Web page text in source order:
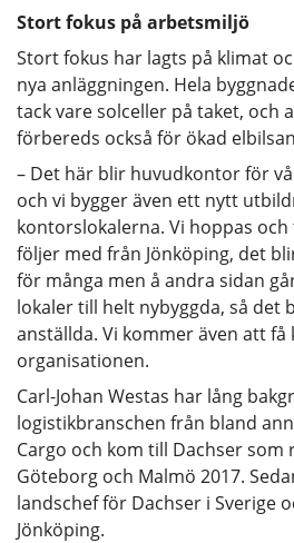
Stort fokus på arbetsmiljö
Stort fokus har lagts på klimat
nya anläggningen. Hela
tack vare solceller på taket, och
förbereds också för ökad
– Det här blir huvudkontor för
och vi bygger även ett nytt
kontorslokalerna. Vi hoppas
följer med från Jönköping, det
för många men å andra sidan
lokaler till helt nybyggda, så det
anställda. Vi kommer även att
organisationen.
Carl-Johan Westas har lång
logistikbranschen från bland
Cargo och kom till Dachser som
Göteborg och Malmö 2017.
landschef för Dachser i Sverige
Jönköping.